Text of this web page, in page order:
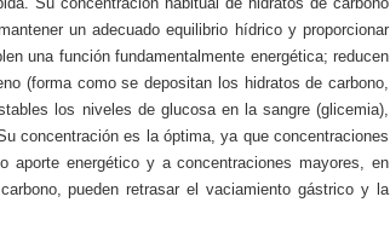
un adecuado equilibrio hídrico y proporcionar
una función fundamentalmente energética; reducen
(forma como se depositan los hidratos de carbono,
los niveles de glucosa en la sangre (glicemia),
concentración es la óptima, ya que concentraciones
aporte energético y a concentraciones mayores, en
pueden retrasar el vaciamiento gástrico y la